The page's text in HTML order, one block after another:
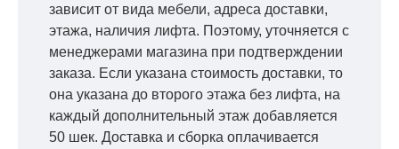
зависит от вида мебели, адреса доставки,
этажа, наличия лифта. Поэтому, уточняется с
менеджерами магазина при подтверждении
заказа. Если указана стоимость доставки, то
она указана до второго этажа без лифта, на
каждый дополнительный этаж добавляется
50 шек. Доставка и сборка оплачивается